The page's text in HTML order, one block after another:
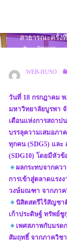
สาธารณะครั้ง
HOMEวิชาการ
WEB-HUSO
วันที่ 18 กรกฎาคม
มหาวิทยาลัยบูรพา
เดือนแห่งการสถาป
บรรลุความเสมอภา
ทุกคน (SDG5) และ
(SDG10) โดยมีหัวข้
ผลกระทบจากคว
การเข้าสู่ตลาดแรง
วงษ์มณฑา จากภาค
นิสิตสตรีไร้สัญชา
เก้าประดิษฐ์ ทรัพย์
เพศสภาพกับมรด
สัมฤทธิ์ จากภาควิช